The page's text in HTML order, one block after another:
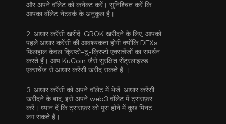
और अपने वॉलेट को कनेक्ट करें। सुनिश्चित करें कि
आपका वॉलेट नेटवर्क के अनुकूल है।
2. आधार करेंसी खरीदें: GROK खरीदने के लिए, आपको
पहले आधार करेंसी की आवश्यकता होगी क्योंकि DEXs
फ़िलहाल केवल क्रिप्टो-टू-क्रिप्टो एक्सचेंजों का समर्थन
करते हैं। आप KuCoin जैसे सुरक्षित सेंट्रलाइज़्ड
एक्सचेंज सेआधार करेंसी खरीद सकते हैं ।
3. आधार करेंसी को अपने वॉलेट में भेजें: आधार करेंसी
खरीदने के बाद, इसे अपने web3 वॉलेट में ट्रांसफ़र
करें। ध्यान दें कि ट्रांसफ़र को पूरा होने में कुछ मिनट
लग सकते हैं।